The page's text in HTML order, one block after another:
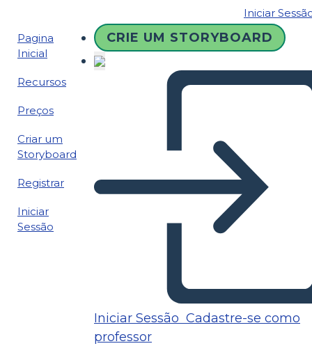
Iniciar
Pagina
Inicial
Recursos
Preços
Criar um
Storyboard
Registrar
Iniciar
Sessão
CRIE UM STORYBOARD
Iniciar Sessão Cadastre-se como
professor